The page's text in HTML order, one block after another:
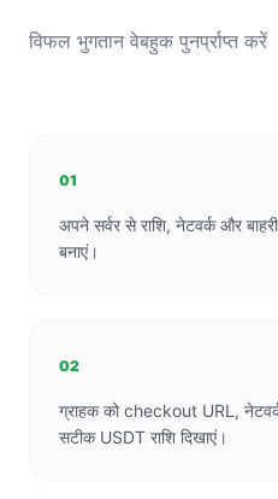
विफल भुगतान वेबहुक पुनर्प्राप्त करें
01
अपने सर्वर से राशि, नेटवर्क और
बनाएं।
02
ग्राहक को checkout URL,
सटीक USDT राशि दिखाएं।